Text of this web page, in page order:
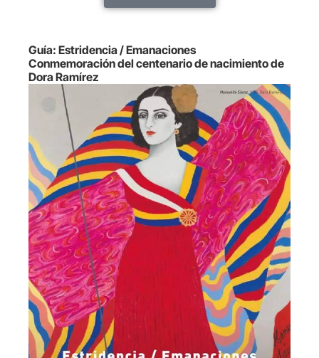
Guía: Estridencia / Emanaciones
Conmemoración del centenario de nacimiento de
Dora Ramírez